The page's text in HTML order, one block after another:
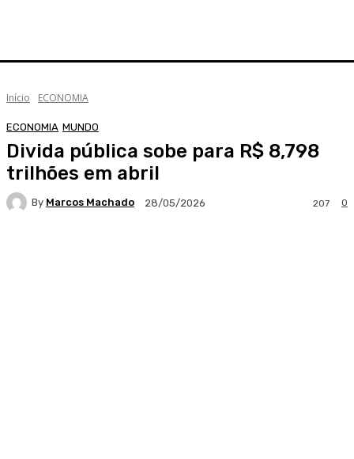
Início ECONOMIA
ECONOMIA MUNDO
Divida pública sobe para R$ 8,798
trilhões em abril
By Marcos Machado 28/05/2026 0
207